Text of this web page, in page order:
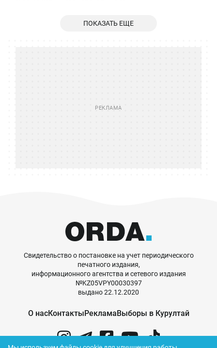
ПОКАЗАТЬ ЕЩЕ
Свидетельство о постановке на учет периодического
печатного издания,
информационного агентства и сетевого издания
№KZ05VPY00030397
выдано 22.12.2020
О насКонтактыРекламаВыборы в Курултай